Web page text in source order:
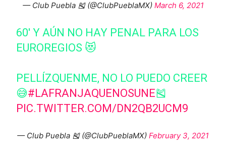
— Club Puebla 🎽 (@ClubPueblaMX) March 6, 2021
60' Y AÚN NO HAY PENAL PARA LOS
EUROREGIOS 😻
PELLÍZQUENME, NO LO PUEDO CREER
😅#LAFRANJAQUENOSUNE🎽
PIC.TWITTER.COM/DN2QB2UCM9
— Club Puebla 🎽 (@ClubPueblaMX) February 3, 2021